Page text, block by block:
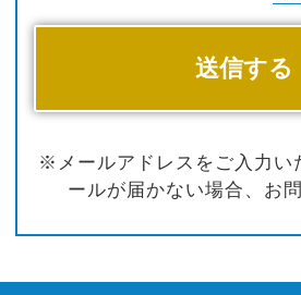
※メールアドレスをご入力い
ールが届かない場合、お